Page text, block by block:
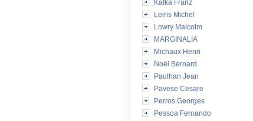
Kafka Franz
Leiris Michel
Lowry Malcolm
MARGINALIA
Michaux Henri
Noël Bernard
Paulhan Jean
Pavese Cesare
Perros Georges
Pessoa Fernando